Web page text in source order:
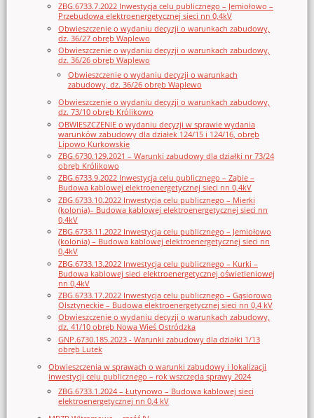
ZBG.6733.7.2022 Inwestycja celu publicznego – Jemiołowo –
Przebudowa elektroenergetycznej sieci nn 0,4kV
Obwieszczenie o wydaniu decyzji o warunkach zabudowy,
dz. 36/27 obręb Waplewo
Obwieszczenie o wydaniu decyzji o warunkach zabudowy,
dz. 36/26 obręb Waplewo
Obwieszczenie o wydaniu decyzji o warunkach
zabudowy, dz. 36/26 obręb Waplewo
Obwieszczenie o wydaniu decyzji o warunkach zabudowy,
dz. 73/10 obręb Królikowo
OBWIESZCZENIE o wydaniu decyzji w sprawie wydania
warunków zabudowy dla działek 124/15 i 124/16, obręb
Lipowo Kurkowskie
ZBG.6730.129.2021 – Warunki zabudowy dla działki nr 73/24
obręb Królikowo
ZBG.6733.9.2022 Inwestycja celu publicznego – Ząbie –
Budowa kablowej elektroenergetycznej sieci nn 0,4kV
ZBG.6733.10.2022 Inwestycja celu publicznego – Mierki
(kolonia)– Budowa kablowej elektroenergetycznej sieci nn
0,4kV
ZBG.6733.11.2022 Inwestycja celu publicznego – Jemiołowo
(kolonia) – Budowa kablowej elektroenergetycznej sieci nn
0,4kV
ZBG.6733.13.2022 Inwestycja celu publicznego – Kurki –
Budowa kablowej sieci elektroenergetycznej oświetleniowej
nn 0,4kV
ZBG.6733.17.2022 Inwestycja celu publicznego – Gąsiorowo
Olsztyneckie – Budowa elektroenergetycznej sieci nn 0,4 kV
Obwieszczenie o wydaniu decyzji o warunkach zabudowy,
dz. 41/10 obręb Nowa Wieś Ostródzka
GNP.6730.185.2023 - Warunki zabudowy dla działki 1/13
obręb Lutek
Obwieszczenia w sprawach o warunki zabudowy i lokalizacji
inwestycji celu publicznego – rok wszczęcia sprawy 2024
ZBG.6733.1.2024 – Łutynowo – Budowa kablowej sieci
elektroenergetycznej nn 0,4 kV